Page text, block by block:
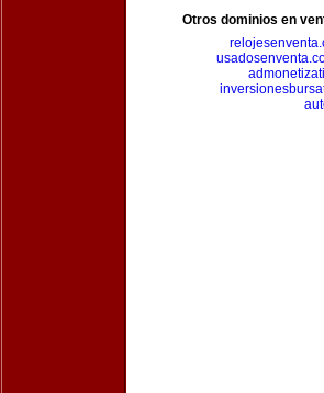
Otros dominios en